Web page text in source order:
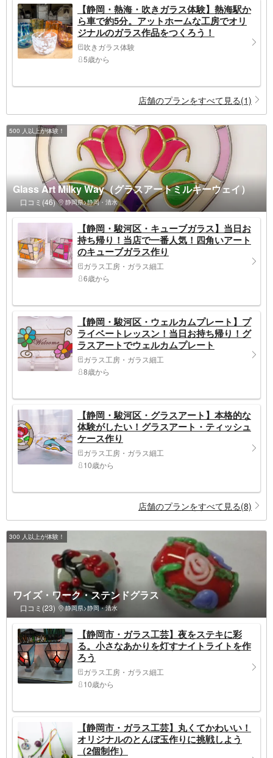
【静岡・熱海・吹きガラス体験】熱海駅か
ら車で約5分。アットホームな工房でオリ
ジナルのガラス作品をつくろう！
吹きガラス体験
5歳から
店舗のプランをすべて見る(1)
500 人以上が体験！
Glass Art Milky Way（グラスアートミルキーウェイ）
口コミ(46) 静岡県>静岡・清水
【静岡・駿河区・キューブガラス】当日お
持ち帰り！当店で一番人気！四角いアート
のキューブガラス作り
ガラス工房・ガラス細工
6歳から
【静岡・駿河区・ウェルカムプレート】プ
ライベートレッスン！当日お持ち帰り！グ
ラスアートでウェルカムプレート
ガラス工房・ガラス細工
8歳から
【静岡・駿河区・グラスアート】本格的な
体験がしたい！グラスアート・ティッシュ
ケース作り
ガラス工房・ガラス細工
10歳から
店舗のプランをすべて見る(8)
300 人以上が体験！
ワイズ・ワーク・ステンドグラス
口コミ(23) 静岡県>静岡・清水
【静岡市・ガラス工芸】夜をステキに彩
る。小さなあかりを灯すナイトライトを作
ろう
ガラス工房・ガラス細工
10歳から
【静岡市・ガラス工芸】丸くてかわいい！
オリジナルのとんぼ玉作りに挑戦しよう
（2個制作）